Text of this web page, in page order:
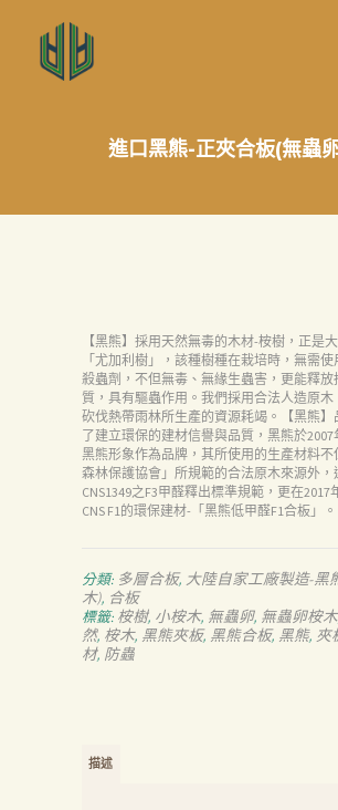
進口黑熊-正夾合板(無蟲
【黑熊】採用天然無毒的木材-桉樹，正是
「尤加利樹」，該種樹種在栽培時，無需使
殺蟲劑，不但無毒、無緣生蟲害，更能釋放
質，具有驅蟲作用。我們採用合法人造原
砍伐熱帶雨林所生產的資源耗竭。【黑熊】
了建立環保的建材信譽與品質，黑熊於2007
黑熊形象作為品牌，其所使用的生產材料不
森林保護協會」所規範的合法原木來源外，
CNS1349之F3甲醛釋出標準規範，更在2017
CNS F1的環保建材-「黑熊低甲醛F1合板」。
分類: 多層合板, 大陸自家工廠製造-黑
木), 合板
標籤: 桉樹, 小桉木, 無蟲卵, 無蟲卵桉木
然, 桉木, 黑熊夾板, 黑熊合板, 黑熊, 夾
材, 防蟲
描述